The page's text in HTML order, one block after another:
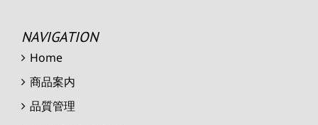
NAVIGATION
Home
商品案内
品質管理